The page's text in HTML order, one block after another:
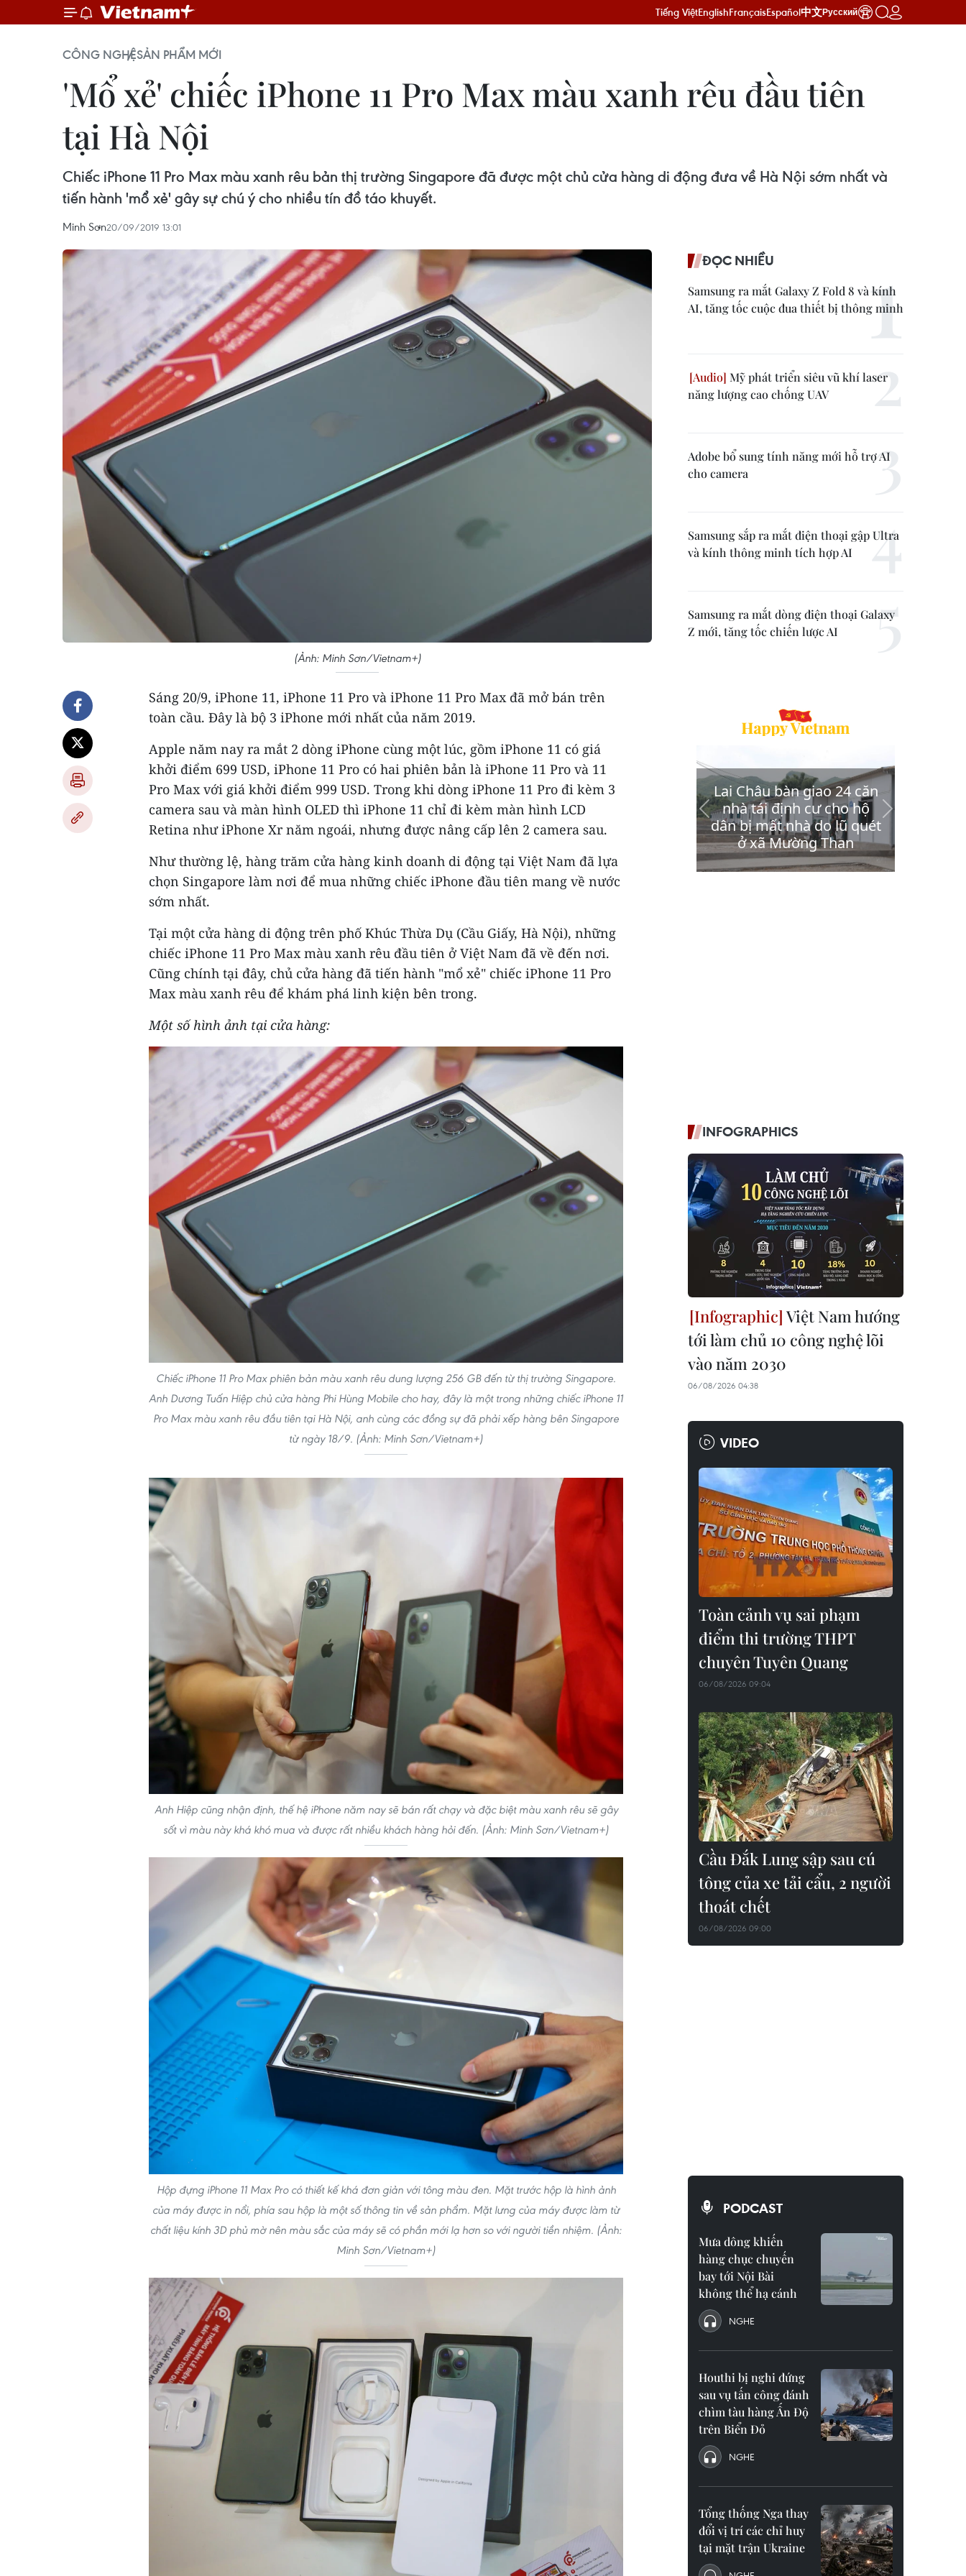
Tiếng ViệtEnglishFrançaisEspañol中文Русский
CÔNG NGHỆSẢN PHẨM MỚI
'Mổ xẻ' chiếc iPhone 11 Pro Max màu xanh rêu đầu tiên
tại Hà Nội
Chiếc iPhone 11 Pro Max màu xanh rêu bản thị trường Singapore đã được một chủ cửa hàng di động đưa về Hà Nội sớm nhất và
tiến hành 'mổ xẻ' gây sự chú ý cho nhiều tín đồ táo khuyết.
Minh Sơn20/09/2019 13:01
(Ảnh: Minh Sơn/Vietnam+)
Sáng 20/9, iPhone 11, iPhone 11 Pro và iPhone 11 Pro Max đã mở bán trên
toàn cầu. Đây là bộ 3 iPhone mới nhất của năm 2019.
Apple năm nay ra mắt 2 dòng iPhone cùng một lúc, gồm iPhone 11 có giá
khởi điểm 699 USD, iPhone 11 Pro có hai phiên bản là iPhone 11 Pro và 11
Pro Max với giá khởi điểm 999 USD. Trong khi dòng iPhone 11 Pro đi kèm 3
camera sau và màn hình OLED thì iPhone 11 chỉ đi kèm màn hình LCD
Retina như iPhone Xr năm ngoái, nhưng được nâng cấp lên 2 camera sau.
Như thường lệ, hàng trăm cửa hàng kinh doanh di động tại Việt Nam đã lựa
chọn Singapore làm nơi để mua những chiếc iPhone đầu tiên mang về nước
sớm nhất.
Tại một cửa hàng di động trên phố Khúc Thừa Dụ (Cầu Giấy, Hà Nội), những
chiếc iPhone 11 Pro Max màu xanh rêu đầu tiên ở Việt Nam đã về đến nơi.
Cũng chính tại đây, chủ cửa hàng đã tiến hành "mổ xẻ" chiếc iPhone 11 Pro
Max màu xanh rêu để khám phá linh kiện bên trong.
Một số hình ảnh tại cửa hàng:
Chiếc iPhone 11 Pro Max phiên bản màu xanh rêu dung lượng 256 GB đến từ thị trường Singapore.
Anh Dương Tuấn Hiệp chủ cửa hàng Phi Hùng Mobile cho hay, đây là một trong những chiếc iPhone 11
Pro Max màu xanh rêu đầu tiên tại Hà Nội, anh cùng các đồng sự đã phải xếp hàng bên Singapore
từ ngày 18/9. (Ảnh: Minh Sơn/Vietnam+)
Anh Hiệp cũng nhận định, thế hệ iPhone năm nay sẽ bán rất chạy và đặc biệt màu xanh rêu sẽ gây
sốt vì màu này khá khó mua và được rất nhiều khách hàng hỏi đến. (Ảnh: Minh Sơn/Vietnam+)
Hộp đựng iPhone 11 Max Pro có thiết kế khá đơn giản với tông màu đen. Mặt trước hộp là hình ảnh
của máy được in nổi, phía sau hộp là một số thông tin về sản phẩm. Mặt lưng của máy được làm từ
chất liệu kính 3D phủ mờ nên màu sắc của máy sẽ có phần mới lạ hơn so với người tiền nhiệm. (Ảnh:
Minh Sơn/Vietnam+)
ĐỌC NHIỀU
Samsung ra mắt Galaxy Z Fold 8 và kính
AI, tăng tốc cuộc đua thiết bị thông minh
Mỹ phát triển siêu vũ khí laser
năng lượng cao chống UAV
Adobe bổ sung tính năng mới hỗ trợ AI
cho camera
Samsung sắp ra mắt điện thoại gập Ultra
và kính thông minh tích hợp AI
Samsung ra mắt dòng điện thoại Galaxy
Z mới, tăng tốc chiến lược AI
INFOGRAPHICS
Việt Nam hướng
tới làm chủ 10 công nghệ lõi
vào năm 2030
06/08/2026 04:38
VIDEO
Toàn cảnh vụ sai phạm
điểm thi trường THPT
chuyên Tuyên Quang
06/08/2026 09:04
Cầu Đắk Lung sập sau cú
tông của xe tải cẩu, 2 người
thoát chết
06/08/2026 09:00
PODCAST
Mưa dông khiến
hàng chục chuyến
bay tới Nội Bài
không thể hạ cánh
NGHE
Houthi bị nghi đứng
sau vụ tấn công đánh
chìm tàu hàng Ấn Độ
trên Biển Đỏ
NGHE
Tổng thống Nga thay
đổi vị trí các chỉ huy
tại mặt trận Ukraine